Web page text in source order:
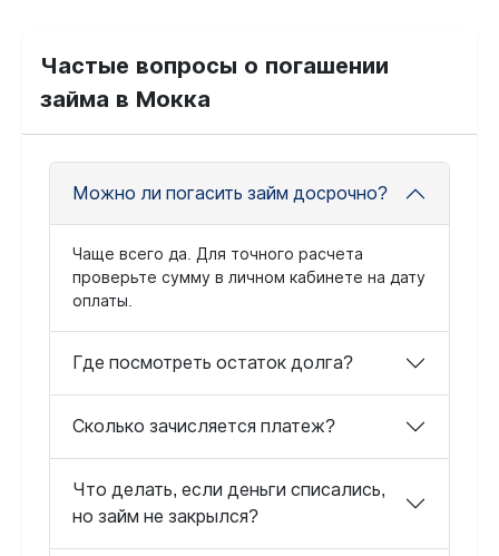
Частые вопросы о погашении
займа в Мокка
Можно ли погасить займ досрочно?
Чаще всего да. Для точного расчета
проверьте сумму в личном кабинете на дату
оплаты.
Где посмотреть остаток долга?
Сколько зачисляется платеж?
Что делать, если деньги списались,
но займ не закрылся?